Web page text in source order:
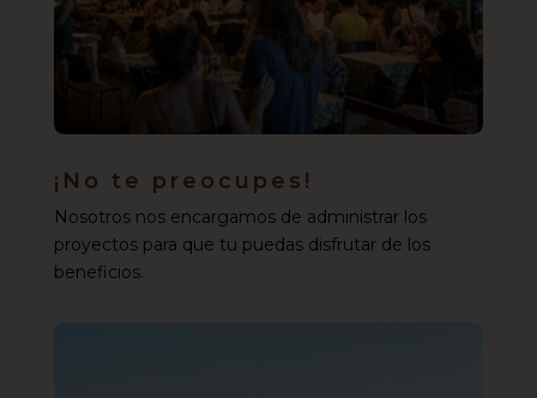
¡No te preocupes!
Nosotros nos encargamos de administrar los
proyectos para que tu puedas disfrutar de los
beneficios.